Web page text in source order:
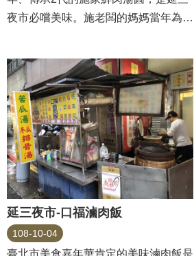
夜市必嚐美味。施老闆的媽媽當年為補
延三夜市-口福滷肉飯
108-10-04